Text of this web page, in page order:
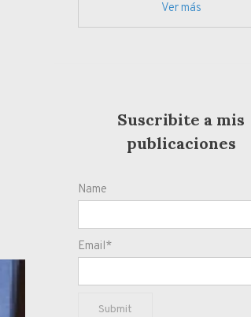
Ver más
Suscribite a mis
publicaciones
Name
Email*